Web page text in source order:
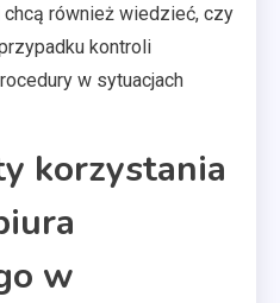
również wiedzieć, czy
kontroli
w sytuacjach
korzystania
w